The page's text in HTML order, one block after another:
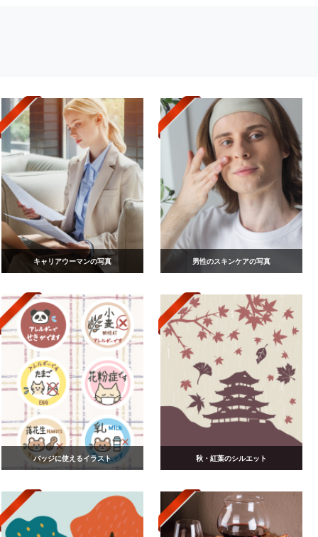
キャリアウーマンの写真 男性のスキンケアの写真
バッジに使えるイラスト 秋・紅葉のシルエット